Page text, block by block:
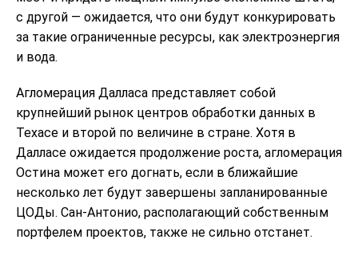
с другой — ожидается, что они будут конкурировать
за такие ограниченные ресурсы, как электроэнергия
и вода.
Агломерация Далласа представляет собой
крупнейший рынок центров обработки данных в
Техасе и второй по величине в стране. Хотя в
Далласе ожидается продолжение роста, агломерация
Остина может его догнать, если в ближайшие
несколько лет будут завершены запланированные
ЦОДы. Сан-Антонио, располагающий собственным
портфелем проектов, также не сильно отстанет.